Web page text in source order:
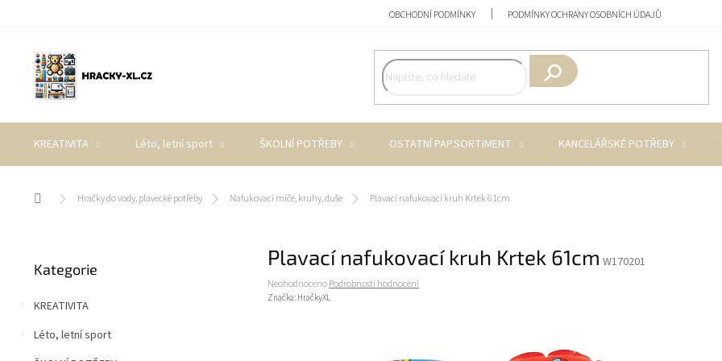
OBCHODNÍ PODMÍNKY PODMÍNKY OCHRANY OSOBNÍCH ÚDAJŮ
Hledat
KREATIVITA Léto, letní sport ŠKOLNÍ POTŘEBY OSTATNÍ PAP.SORTIMENT KANCELÁŘSKÉ POTŘEBY
Domů Hračky do vody, plavecké potřeby Nafukovací míče, kruhy, duše Plavací nafukovací kruh Krtek 61cm
s
r
a
kategorie
Kategorie
KREATIVITA
Léto, letní sport
Plavací nafukovací kruh Krtek 61cm W170201
Průměrné
hodnocení
NeohodnocenoPodrobnosti hodnocení
Značka: HračkyXL